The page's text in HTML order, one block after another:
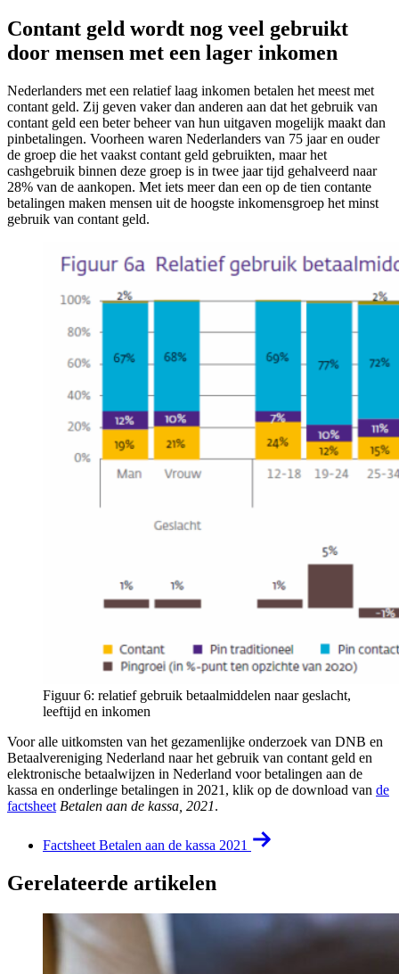
Contant geld wordt nog veel gebruikt
door mensen met een lager inkomen
Nederlanders met een relatief laag inkomen betalen het meest met
contant geld. Zij geven vaker dan anderen aan dat het gebruik van
contant geld een beter beheer van hun uitgaven mogelijk maakt dan
pinbetalingen. Voorheen waren Nederlanders van 75 jaar en ouder
de groep die het vaakst contant geld gebruikten, maar het
cashgebruik binnen deze groep is in twee jaar tijd gehalveerd naar
28% van de aankopen. Met iets meer dan een op de tien contante
betalingen maken mensen uit de hoogste inkomensgroep het minst
gebruik van contant geld.
Figuur 6: relatief gebruik betaalmiddelen naar geslacht,
leeftijd en inkomen
Voor alle uitkomsten van het gezamenlijke onderzoek van DNB en
Betaalvereniging Nederland naar het gebruik van contant geld en
elektronische betaalwijzen in Nederland voor betalingen aan de
kassa en onderlinge betalingen in 2021, klik op de download van de
factsheet Betalen aan de kassa, 2021.
Factsheet Betalen aan de kassa 2021
Gerelateerde artikelen